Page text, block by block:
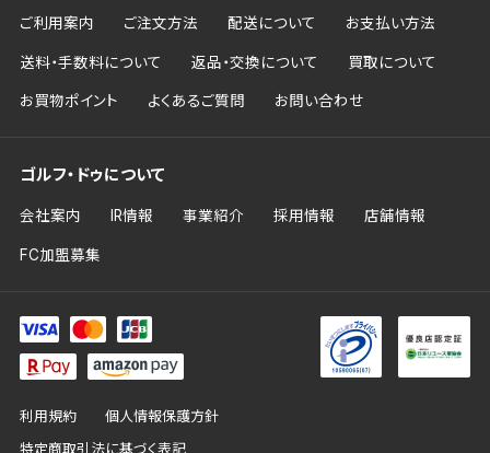
ご利用案内 ご注文方法 配送について お支払い方法
送料・手数料について 返品・交換について 買取について
お買物ポイント よくあるご質問 お問い合わせ
ゴルフ・ドゥについて
会社案内 IR情報 事業紹介 採用情報 店舗情報
FC加盟募集
利用規約 個人情報保護方針
特定商取引法に基づく表記